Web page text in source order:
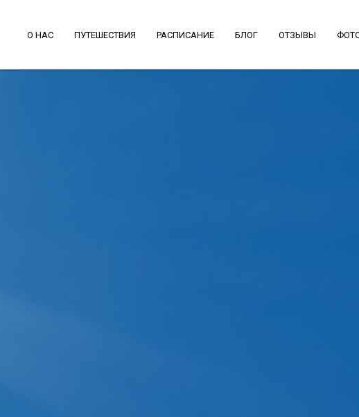
О НАС ПУТЕШЕСТВИЯ РАСПИСАНИЕ БЛОГ ОТЗЫВЫ